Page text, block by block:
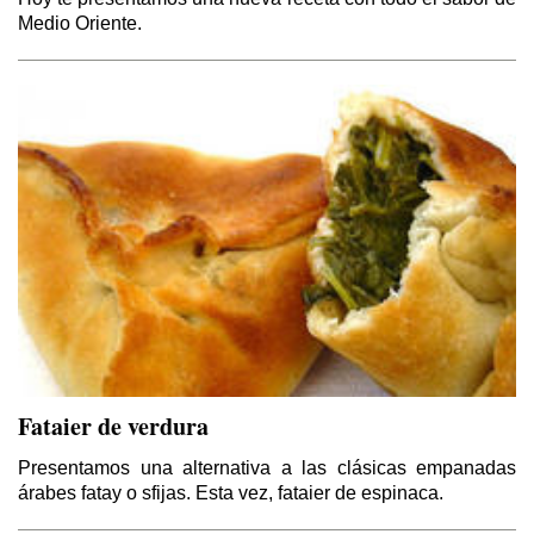
Medio Oriente.
Fataier de verdura
Presentamos una alternativa a las clásicas empanadas
árabes fatay o sfijas. Esta vez, fataier de espinaca.
El Kurdistán y el Califato
Por Thierry Meyssan
Sirio – Libanés
Por Yaoudat Brahim